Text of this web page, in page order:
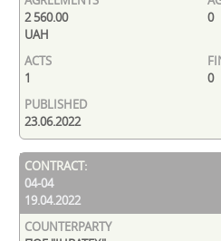
2 560.00
UAH
0
1 0
23.06.2022
04-04
19.04.2022